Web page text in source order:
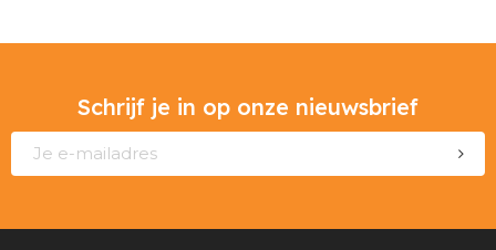
Schrijf je in op onze nieuwsbrief